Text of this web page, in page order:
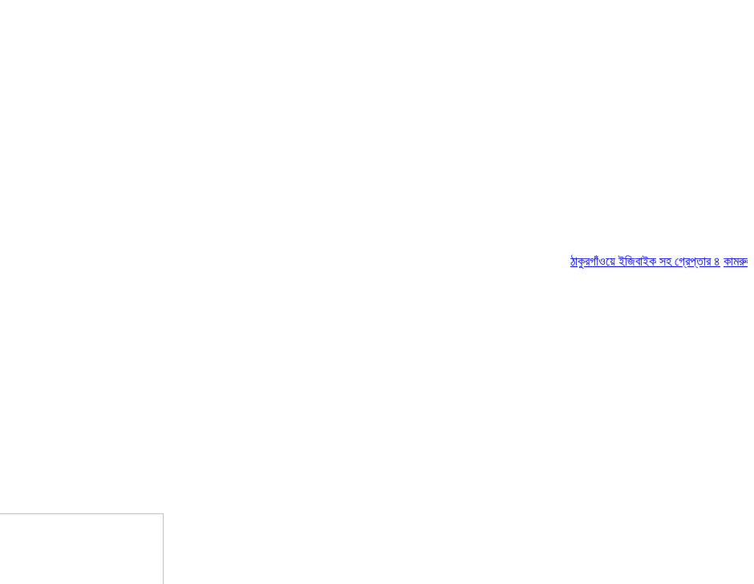
ঠাকুরগাঁওয়ে ইজিবাইক সহ গ্রেপ্তার ৪ কামরুল-জসিম